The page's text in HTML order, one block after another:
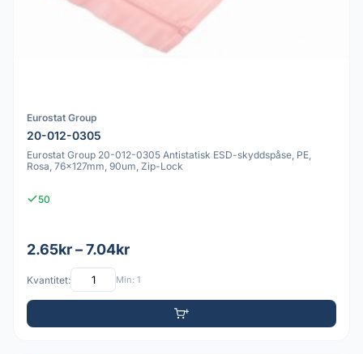
Eurostat Group
20-012-0305
Eurostat Group 20-012-0305 Antistatisk ESD-skyddspåse, PE,
Rosa, 76x127mm, 90um, Zip-Lock
50
2.65kr – 7.04kr
Kvantitet: Min: 1